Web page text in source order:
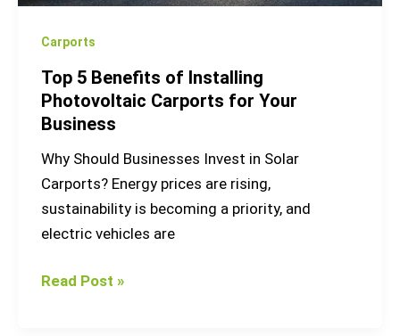
Carports
Top 5 Benefits of Installing
Photovoltaic Carports for Your
Business
Why Should Businesses Invest in Solar
Carports? Energy prices are rising,
sustainability is becoming a priority, and
electric vehicles are
Read Post »